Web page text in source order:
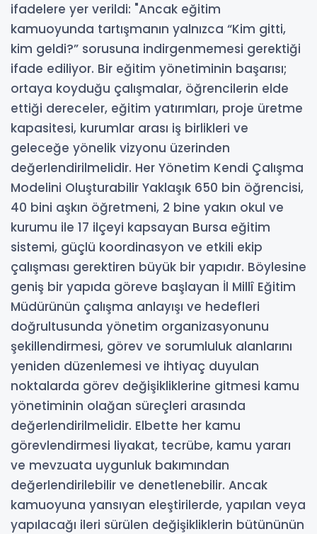
ifadelere yer verildi: "Ancak eğitim
kamuoyunda tartışmanın yalnızca “Kim gitti,
kim geldi?” sorusuna indirgenmemesi gerektiği
ifade ediliyor. Bir eğitim yönetiminin başarısı;
ortaya koyduğu çalışmalar, öğrencilerin elde
ettiği dereceler, eğitim yatırımları, proje üretme
kapasitesi, kurumlar arası iş birlikleri ve
geleceğe yönelik vizyonu üzerinden
değerlendirilmelidir. Her Yönetim Kendi Çalışma
Modelini Oluşturabilir Yaklaşık 650 bin öğrencisi,
40 bini aşkın öğretmeni, 2 bine yakın okul ve
kurumu ile 17 ilçeyi kapsayan Bursa eğitim
sistemi, güçlü koordinasyon ve etkili ekip
çalışması gerektiren büyük bir yapıdır. Böylesine
geniş bir yapıda göreve başlayan İl Millî Eğitim
Müdürünün çalışma anlayışı ve hedefleri
doğrultusunda yönetim organizasyonunu
şekillendirmesi, görev ve sorumluluk alanlarını
yeniden düzenlemesi ve ihtiyaç duyulan
noktalarda görev değişikliklerine gitmesi kamu
yönetiminin olağan süreçleri arasında
değerlendirilmelidir. Elbette her kamu
görevlendirmesi liyakat, tecrübe, kamu yararı
ve mevzuata uygunluk bakımından
değerlendirilebilir ve denetlenebilir. Ancak
kamuoyuna yansıyan eleştirilerde, yapılan veya
yapılacağı ileri sürülen değişikliklerin bütününün